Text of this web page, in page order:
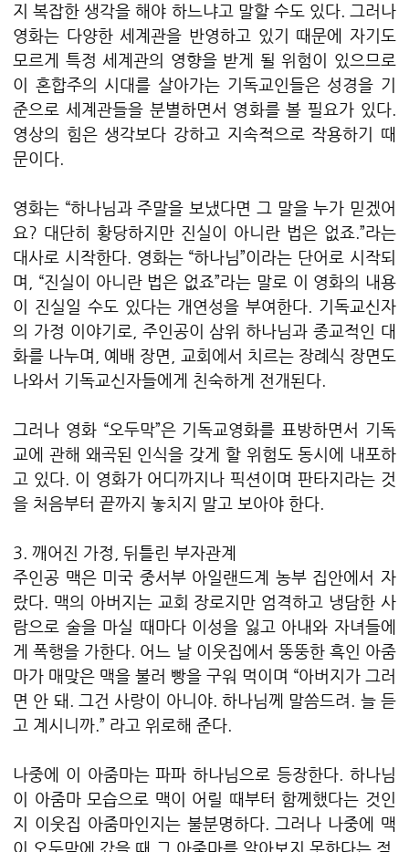
지 복잡한 생각을 해야 하느냐고 말할 수도 있다. 그러나
영화는 다양한 세계관을 반영하고 있기 때문에 자기도
모르게 특정 세계관의 영향을 받게 될 위험이 있으므로
이 혼합주의 시대를 살아가는 기독교인들은 성경을 기
준으로 세계관들을 분별하면서 영화를 볼 필요가 있다.
영상의 힘은 생각보다 강하고 지속적으로 작용하기 때
문이다.
영화는 “하나님과 주말을 보냈다면 그 말을 누가 믿겠어
요? 대단히 황당하지만 진실이 아니란 법은 없죠.”라는
대사로 시작한다. 영화는 “하나님”이라는 단어로 시작되
며, “진실이 아니란 법은 없죠”라는 말로 이 영화의 내용
이 진실일 수도 있다는 개연성을 부여한다. 기독교신자
의 가정 이야기로, 주인공이 삼위 하나님과 종교적인 대
화를 나누며, 예배 장면, 교회에서 치르는 장례식 장면도
나와서 기독교신자들에게 친숙하게 전개된다.
그러나 영화 “오두막”은 기독교영화를 표방하면서 기독
교에 관해 왜곡된 인식을 갖게 할 위험도 동시에 내포하
고 있다. 이 영화가 어디까지나 픽션이며 판타지라는 것
을 처음부터 끝까지 놓치지 말고 보아야 한다.
3. 깨어진 가정, 뒤틀린 부자관계
주인공 맥은 미국 중서부 아일랜드계 농부 집안에서 자
랐다. 맥의 아버지는 교회 장로지만 엄격하고 냉담한 사
람으로 술을 마실 때마다 이성을 잃고 아내와 자녀들에
게 폭행을 가한다. 어느 날 이웃집에서 뚱뚱한 흑인 아줌
마가 매맞은 맥을 불러 빵을 구워 먹이며 “아버지가 그러
면 안 돼. 그건 사랑이 아니야. 하나님께 말씀드려. 늘 듣
고 계시니까.” 라고 위로해 준다.
나중에 이 아줌마는 파파 하나님으로 등장한다. 하나님
이 아줌마 모습으로 맥이 어릴 때부터 함께했다는 것인
지 이웃집 아줌마인지는 불분명하다. 그러나 나중에 맥
이 오두막에 갔을 때 그 아줌마를 알아보지 못한다는 점,